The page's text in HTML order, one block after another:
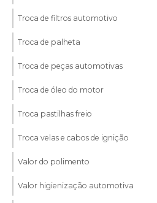
Troca de filtros automotivo
Troca de palheta
Troca de peças automotivas
Troca de óleo do motor
Troca pastilhas freio
Troca velas e cabos de ignição
Valor do polimento
Valor higienização automotiva